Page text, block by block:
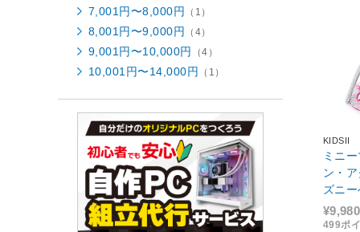
KIDSII
ミニ
ン・
¥9,980
499ポ
7,001円〜8,000円 （1）
8,001円〜9,000円 （4）
9,001円〜10,000円 （4）
10,001円〜14,000円 （1）